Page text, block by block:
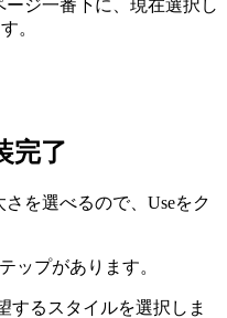
ジ一番下に、現在選択し
。
完了
を選べるので、Useをク
ップがあります。
するスタイルを選択しま